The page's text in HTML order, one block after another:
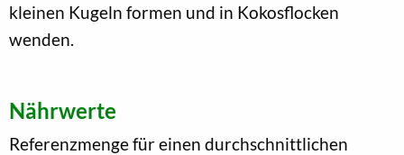
kleinen Kugeln formen und in Kokosflocken
wenden.
Nährwerte
Referenzmenge für einen durchschnittlichen